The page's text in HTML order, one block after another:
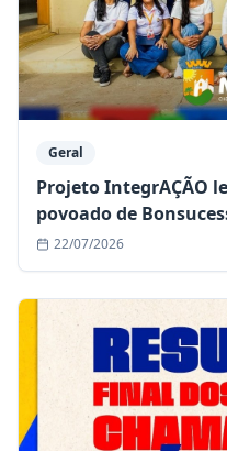
Geral
Projeto IntegrAÇÃO
povoado de
22/07/2026